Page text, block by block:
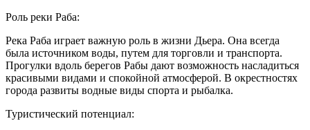
Роль реки Раба:
Река Раба играет важную роль в жизни Дьера. Она всегда
была источником воды, путем для торговли и транспорта.
Прогулки вдоль берегов Рабы дают возможность насладиться
красивыми видами и спокойной атмосферой. В окрестностях
города развиты водные виды спорта и рыбалка.
Туристический потенциал: